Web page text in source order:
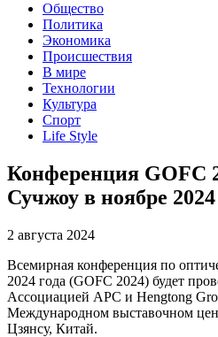
Общество
Политика
Экономика
Происшествия
В мире
Технологии
Культура
Спорт
Life Style
Конференция GOFC
Сучжоу в ноябре 2024
2 августа 2024
Всемирная конференция по
2024 года (GOFC 2024) будет
Ассоциацией APC и Hengtong
Международном выставочном
Цзянсу, Китай.